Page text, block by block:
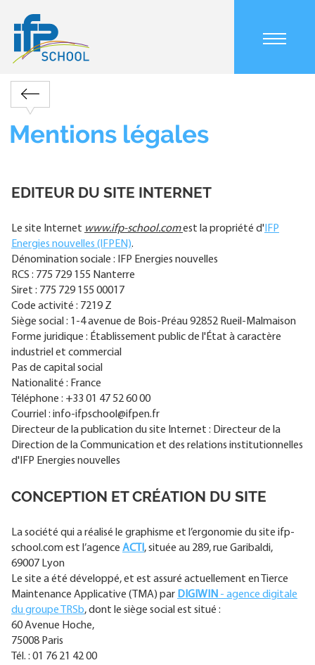
Main
navigation
mobile
Fil
d'Ariane
Retour
Mentions légales
EDITEUR DU SITE INTERNET
Le site Internet www.ifp-school.comest la propriété d' IFP
Energies nouvelles (IFPEN).
Dénomination sociale : IFP Energies nouvelles
RCS : 775 729 155 Nanterre
Siret : 775 729 155 00017
Code activité : 7219 Z
Siège social : 1-4 avenue de Bois-Préau 92852 Rueil-Malmaison
Forme juridique : Établissement public de l'État à caractère
industriel et commercial
Pas de capital social
Nationalité : France
Téléphone : +33 01 47 52 60 00
Courriel : info-ifpschool@ifpen.fr
Directeur de la publication du site Internet : Directeur de la
Direction de la Communication et des relations institutionnelles
d'IFP Energies nouvelles
CONCEPTION ET CRÉATION DU SITE
La société qui a réalisé le graphisme et l’ergonomie du site ifp-
school.com est l’agence ACTI , située au 289, rue Garibaldi,
69007 Lyon
Le site a été développé, et est assuré actuellement en Tierce
Maintenance Applicative (TMA) par DIGIWIN - agence digitale
du groupe TRSb, dont le siège social est situé :
60 Avenue Hoche,
75008 Paris
Tél. : 01 76 21 42 00